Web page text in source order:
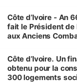
Côte d’Ivoire - An
fait le Président de
aux Anciens
Côte d’Ivoire. Un
obtenu pour la
300 logements